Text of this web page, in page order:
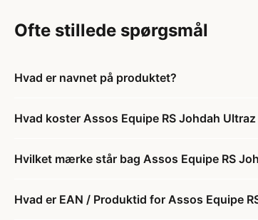
Ofte stillede spørgsmål
Hvad er navnet på produktet?
Hvad koster Assos Equipe RS Johdah
Hvilket mærke står bag Assos Equipe RS
Hvad er EAN / Produktid for Assos Equipe